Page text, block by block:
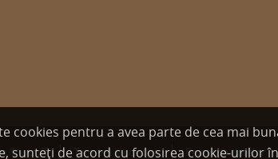
© wuuff Termeni şi condiţii Protecţia datelor
cookies pentru a avea parte de cea mai
sunteți de acord cu folosirea cookie-urilor